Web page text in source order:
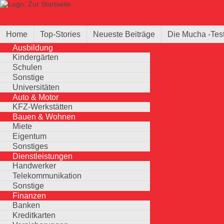
Direkt zum Inhalt
Home Top-Stories Neueste Beiträge
Die Mucha -
Ausbildung
Kindergärten
Schulen
Sonstige
Universitäten
Auto & Motor
KFZ-Werkstätten
Bauen & Wohnen
Miete
Eigentum
Sonstiges
Dienstleistungen
Handwerker
Telekommunikation
Sonstige
Finanzen
Banken
Kreditkarten